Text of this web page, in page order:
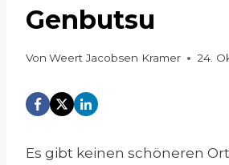
Genbutsu
Von Weert Jacobsen Kramer 24.
Es gibt keinen schöneren